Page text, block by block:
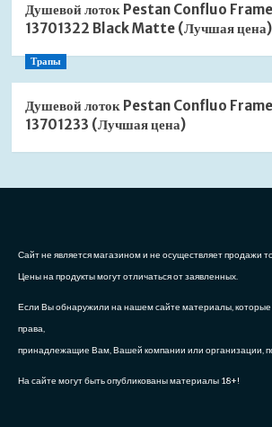
Душевой лоток Pestan Confluo
13701322 Black Matte (Лучшая цена)
Трапы
Душевой лоток Pestan Confluo
13701233 (Лучшая цена)
Сайт не является магазином и не осуществляет продажи
Цены на продукты могут отличаться от заявленных.
Если Вы обнаружили на нашем сайте материалы,
права,
принадлежащие Вам, Вашей компании или организации,
На сайте могут быть опубликованы материалы 18+!